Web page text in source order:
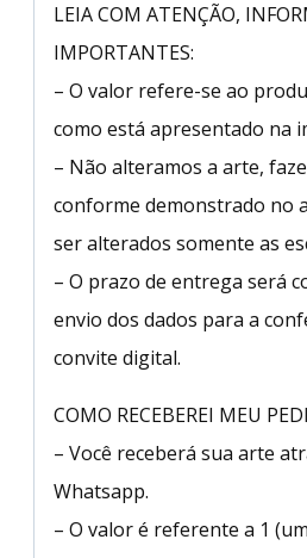
LEIA COM ATENÇÃO,
IMPORTANTES:
– O valor refere-se ao
como está apresentado na
– Não alteramos a arte,
conforme demonstrado no
ser alterados somente as
– O prazo de entrega será
envio dos dados para a
convite digital.
COMO RECEBEREI MEU
– Você receberá sua arte
Whatsapp.
– O valor é referente a 1